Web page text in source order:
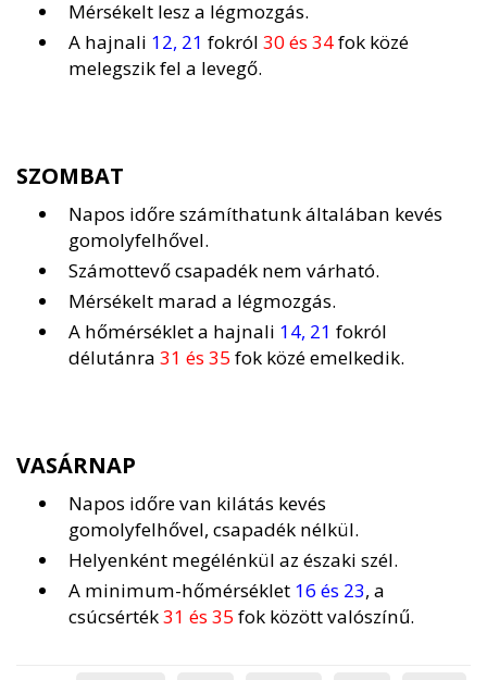
Mérsékelt lesz a légmozgás.
A hajnali 12, 21 fokról 30 és 34fok közé
melegszik fel a levegő.
SZOMBAT
Napos időre számíthatunk általában kevés
gomolyfelhővel.
Számottevő csapadék nem várható.
Mérsékelt marad a légmozgás.
A hőmérséklet a hajnali 14, 21 fokról
délutánra 31 és 35 fok közé emelkedik.
VASÁRNAP
Napos időre van kilátás kevés
gomolyfelhővel, csapadék nélkül.
Helyenként megélénkül az északi szél.
A minimum-hőmérséklet 16 és 23, a
csúcsérték31 és 35 fok között valószínű.